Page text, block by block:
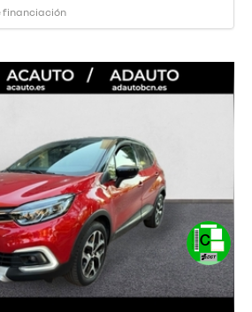
financiación